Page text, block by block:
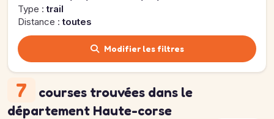
Type :trail
Distance :toutes
Modifier les filtres
7 courses trouvées dans le
département Haute-corse